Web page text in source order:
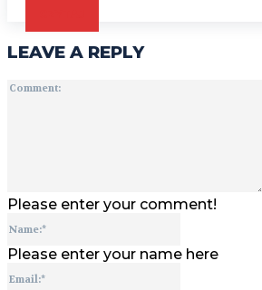
LEAVE A REPLY
Please enter your comment!
Please enter your name here